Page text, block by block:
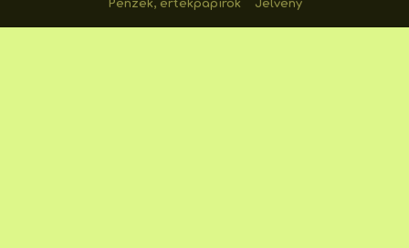
Pénzek, értékpapírok
Jelvény